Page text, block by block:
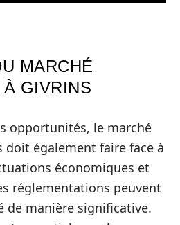
MARCHÉ
GIVRINS
opportunités, le marché
également faire face à
économiques et
réglementations peuvent
de manière significative.